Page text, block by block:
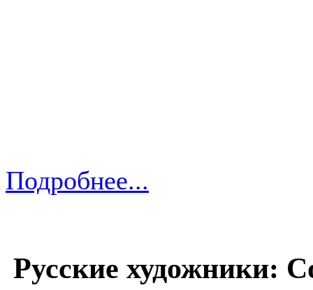
Подробнее...
Русские художники: